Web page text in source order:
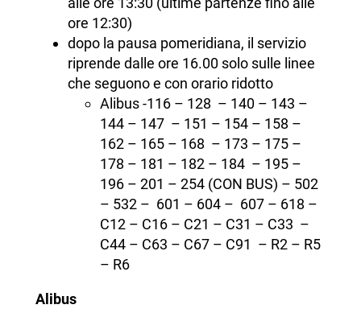
ore 12:30)
dopo la pausa pomeridiana, il servizio
riprende dalle ore 16.00 solo sulle linee
che seguono e con orario ridotto
Alibus -116 – 128 – 140 – 143 –
144 – 147 – 151 – 154 – 158 –
162 – 165 – 168 – 173 – 175 –
178 – 181 – 182 – 184 – 195 –
196 – 201 – 254 (CON BUS) – 502
– 532 – 601 – 604 – 607 – 618 –
C12 – C16 – C21 – C31 – C33 –
C44 – C63 – C67 – C91 – R2 – R5
– R6
Alibus